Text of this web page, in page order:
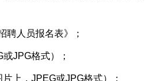
聘人员报名表》；
JPG格式）；
上，JPEG或JPG格式）；